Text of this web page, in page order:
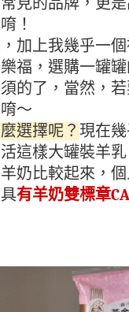
！
加上我幾乎一
福，選購一罐
的了，當然，
～
選擇呢？ 現在
這樣大罐裝羊
奶比較起來，
有羊奶雙標章